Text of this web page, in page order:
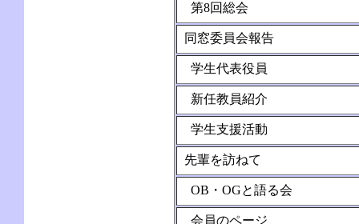
第8回総会
同窓委員会報告
学生代表役員
新任教員紹介
学生支援活動
先輩を訪ねて
OB・OGと語る会
会員のページ